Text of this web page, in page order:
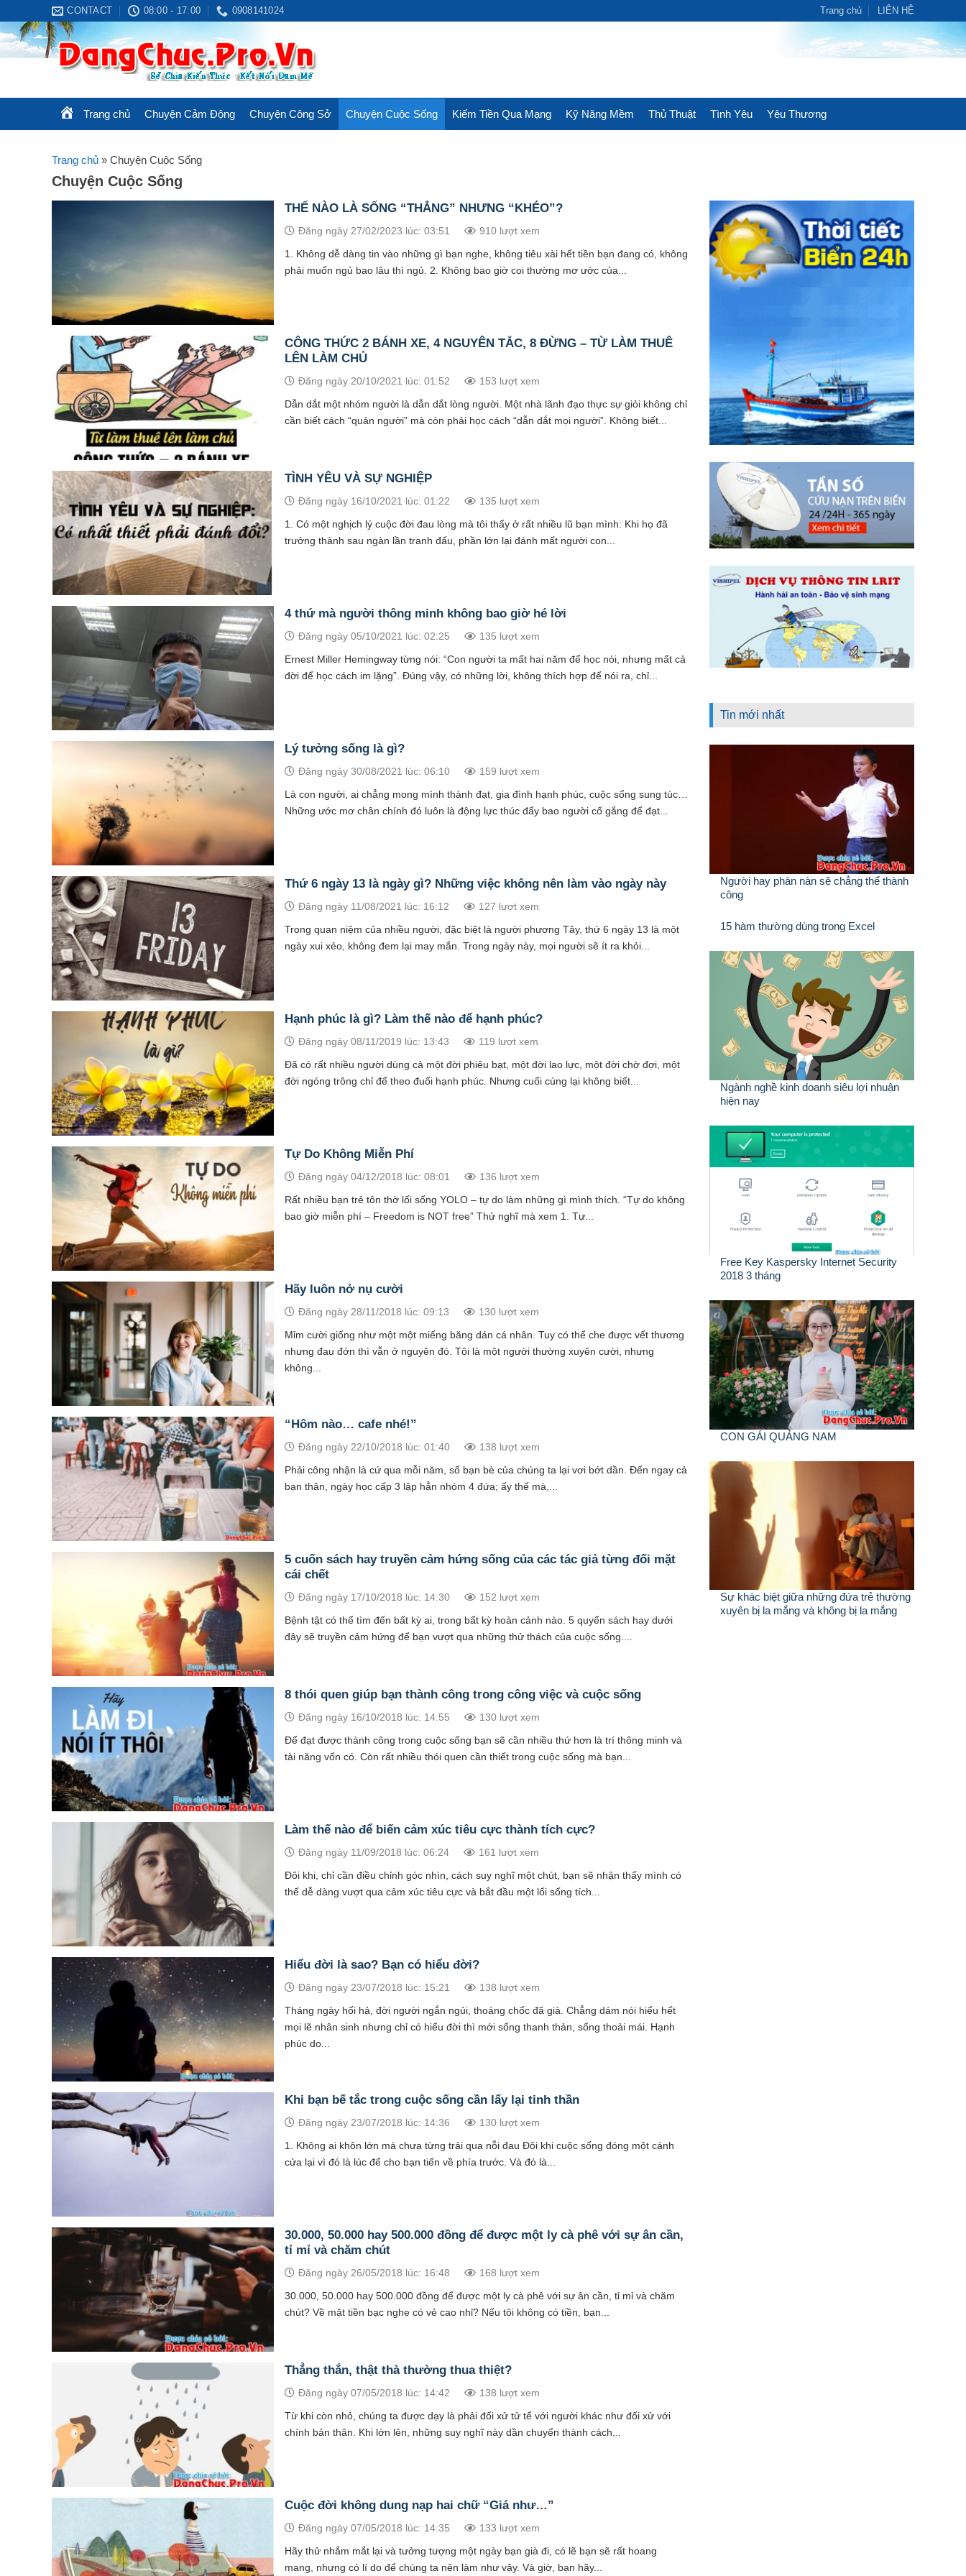
to
content
CONTACT 08:00 - 17:00 0908141024 Trang chủ LIÊN HỆ
Trang chủ Chuyện Cảm Động Chuyện Công Sở Chuyện Cuộc Sống Kiếm Tiền Qua Mạng Kỹ Năng Mềm Thủ Thuật Tình Yêu Yêu Thương
Trang chủ » Chuyện Cuộc Sống
Chuyện Cuộc Sống
THẾ NÀO LÀ SỐNG “THẲNG” NHƯNG “KHÉO”?
Đăng ngày 27/02/2023 lúc: 03:51
910 lượt xem
1. Không dễ dàng tin vào những gì bạn nghe, không tiêu xài hết tiền bạn đang có, không
phải muốn ngủ bao lâu thì ngủ. 2. Không bao giờ coi thường mơ ước của...
CÔNG THỨC 2 BÁNH XE, 4 NGUYÊN TẮC, 8 ĐỪNG – TỪ LÀM THUÊ
LÊN LÀM CHỦ
Đăng ngày 20/10/2021 lúc: 01:52
153 lượt xem
Dẫn dắt một nhóm người là dẫn dắt lòng người. Một nhà lãnh đạo thực sự giỏi không chỉ
cần biết cách “quản người” mà còn phải học cách “dẫn dắt mọi người”. Không biết...
TÌNH YÊU VÀ SỰ NGHIỆP
Đăng ngày 16/10/2021 lúc: 01:22
135 lượt xem
1. Có một nghịch lý cuộc đời đau lòng mà tôi thấy ở rất nhiều lũ bạn mình: Khi họ đã
trưởng thành sau ngàn lần tranh đấu, phần lớn lại đánh mất người con...
4 thứ mà người thông minh không bao giờ hé lời
Đăng ngày 05/10/2021 lúc: 02:25
135 lượt xem
Ernest Miller Hemingway từng nói: “Con người ta mất hai năm để học nói, nhưng mất cả
đời để học cách im lặng”. Đúng vậy, có những lời, không thích hợp để nói ra, chỉ...
Lý tưởng sống là gì?
Đăng ngày 30/08/2021 lúc: 06:10
159 lượt xem
Là con người, ai chẳng mong mình thành đạt, gia đình hạnh phúc, cuộc sống sung túc…
Những ước mơ chân chính đó luôn là động lực thúc đẩy bao người cố gắng để đạt...
Thứ 6 ngày 13 là ngày gì? Những việc không nên làm vào ngày này
Đăng ngày 11/08/2021 lúc: 16:12
127 lượt xem
Trong quan niệm của nhiều người, đặc biệt là người phương Tây, thứ 6 ngày 13 là một
ngày xui xẻo, không đem lại may mắn. Trong ngày này, mọi người sẽ ít ra khỏi...
Hạnh phúc là gì? Làm thế nào để hạnh phúc?
Đăng ngày 08/11/2019 lúc: 13:43
119 lượt xem
Đã có rất nhiều người dùng cả một đời phiêu bạt, một đời lao lực, một đời chờ đợi, một
đời ngóng trông chỉ để theo đuổi hạnh phúc. Nhưng cuối cùng lại không biết...
Tự Do Không Miễn Phí
Đăng ngày 04/12/2018 lúc: 08:01
136 lượt xem
Rất nhiều bạn trẻ tôn thờ lối sống YOLO – tự do làm những gì mình thích. “Tự do không
bao giờ miễn phí – Freedom is NOT free” Thử nghĩ mà xem 1. Tự...
Hãy luôn nở nụ cười
Đăng ngày 28/11/2018 lúc: 09:13
130 lượt xem
Mỉm cười giống như một một miếng băng dán cá nhân. Tuy có thể che được vết thương
nhưng đau đớn thì vẫn ở nguyên đó. Tôi là một người thường xuyên cười, nhưng
không...
“Hôm nào… cafe nhé!”
Đăng ngày 22/10/2018 lúc: 01:40
138 lượt xem
Phải công nhận là cứ qua mỗi năm, số bạn bè của chúng ta lại vơi bớt dần. Đến ngay cả
bạn thân, ngày học cấp 3 lập hẳn nhóm 4 đứa; ấy thế mà,...
5 cuốn sách hay truyền cảm hứng sống của các tác giả từng đối mặt
cái chết
Đăng ngày 17/10/2018 lúc: 14:30
152 lượt xem
Bệnh tật có thể tìm đến bất kỳ ai, trong bất kỳ hoàn cảnh nào. 5 quyển sách hay dưới
đây sẽ truyền cảm hứng để bạn vượt qua những thử thách của cuộc sống....
8 thói quen giúp bạn thành công trong công việc và cuộc sống
Đăng ngày 16/10/2018 lúc: 14:55
130 lượt xem
Để đạt được thành công trong cuộc sống bạn sẽ cần nhiều thứ hơn là trí thông minh và
tài năng vốn có. Còn rất nhiều thói quen cần thiết trong cuộc sống mà bạn...
Làm thế nào để biến cảm xúc tiêu cực thành tích cực?
Đăng ngày 11/09/2018 lúc: 06:24
161 lượt xem
Đôi khi, chỉ cần điều chỉnh góc nhìn, cách suy nghĩ một chút, bạn sẽ nhận thấy mình có
thể dễ dàng vượt qua cảm xúc tiêu cực và bắt đầu một lối sống tích...
Hiểu đời là sao? Bạn có hiểu đời?
Đăng ngày 23/07/2018 lúc: 15:21
138 lượt xem
Tháng ngày hối hả, đời người ngắn ngủi, thoáng chốc đã già. Chẳng dám nói hiểu hết
mọi lẽ nhân sinh nhưng chỉ có hiểu đời thì mới sống thanh thản, sống thoải mái. Hạnh
phúc do...
Khi bạn bế tắc trong cuộc sống cần lấy lại tinh thần
Đăng ngày 23/07/2018 lúc: 14:36
130 lượt xem
1. Không ai khôn lớn mà chưa từng trải qua nỗi đau Đôi khi cuộc sống đóng một cánh
cửa lại vì đó là lúc để cho bạn tiến về phía trước. Và đó là...
30.000, 50.000 hay 500.000 đồng để được một ly cà phê với sự ân cần,
tỉ mỉ và chăm chút
Đăng ngày 26/05/2018 lúc: 16:48
168 lượt xem
30.000, 50.000 hay 500.000 đồng để được một ly cà phê với sự ân cần, tỉ mỉ và chăm
chút? Về mặt tiền bạc nghe có vẻ cao nhỉ? Nếu tôi không có tiền, bạn...
Thẳng thắn, thật thà thường thua thiệt?
Đăng ngày 07/05/2018 lúc: 14:42
138 lượt xem
Từ khi còn nhỏ, chúng ta được dạy là phải đối xử tử tế với người khác như đối xử với
chính bản thân. Khi lớn lên, những suy nghĩ này dần chuyển thành cách...
Cuộc đời không dung nạp hai chữ “Giá như…”
Đăng ngày 07/05/2018 lúc: 14:35
133 lượt xem
Hãy thử nhắm mắt lại và tưởng tượng một ngày bạn già đi, có lẽ bạn sẽ rất hoang
mang, nhưng có lí do để chúng ta nên làm như vậy. Và giờ, bạn hãy...
Tin mới nhất
Người hay phàn nàn sẽ chẳng thể thành
công
15 hàm thường dùng trong Excel
Ngành nghề kinh doanh siêu lợi nhuận
hiện nay
Free Key Kaspersky Internet Security
2018 3 tháng
CON GÁI QUẢNG NAM
Sự khác biệt giữa những đứa trẻ thường
xuyên bị la mắng và không bị la mắng